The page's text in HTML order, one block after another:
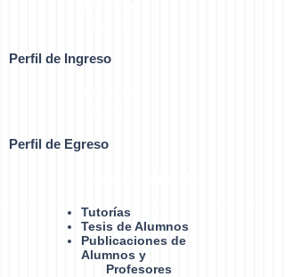
Perfil de Ingreso
Perfil de Egreso
Tutorías
Tesis de Alumnos
Publicaciones de
Alumnos y
Profesores